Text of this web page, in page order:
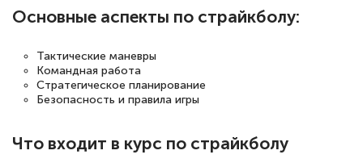
Евгения Коротких
Знаток города 2 уровня
Спасибо большое Академии! Грамотное,
Основные аспекты по страйкболу:
Тактические маневры
Командная работа
Стратегическое планирование
Безопасность и правила игры
Что входит в курс по страйкболу